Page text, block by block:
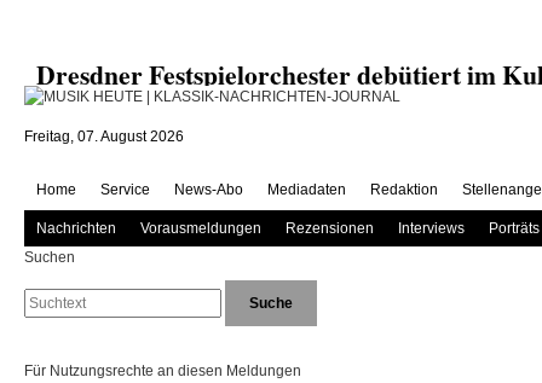
Dresdner Festspielorchester debütiert im
Freitag, 07. August 2026
Home Service News-Abo Mediadaten Redaktion
Nachrichten Vorausmeldungen Rezensionen Interviews
Porträts
Suchen
Für Nutzungsrechte an diesen Meldungen